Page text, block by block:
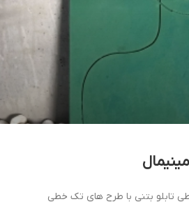
تابلو بتنی با طرح های تک خطی